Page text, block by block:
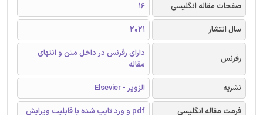
صفحات مقاله انگلیسی
16
سال انتشار
2021
رفرنس
دارای رفرنس در داخل متن و انتهای
مقاله
نشریه
الزویر - Elsevier
فرمت مقاله انگلیسی
pdf و ورد تایپ شده با قابلیت ویرایش